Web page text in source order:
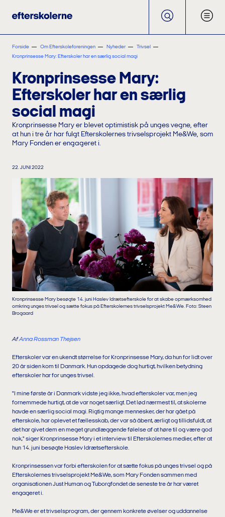
Forside Om Efterskoleforeningen Nyheder
Trivsel
Kronprinsesse Mary: Efterskoler har en særlig social magi
Kronprinsesse Mary:
Efterskoler har en særlig
social magi
Kronprinsesse Mary er blevet optimistisk på unges vegne, efter
at hun i tre år har fulgt Efterskolernes trivselsprojekt Me&We, som
Mary Fonden er engageret i.
22. JUNI 2022
Kronprinsesse Mary besøgte 14. juni Haslev Idrætsefterskole for at skabe opmærksomhed
omkring unges trivsel og sætte fokus på Efterskolernes trivselsprojekt Me&We. Foto: Steen
Brogaard
AfAnna Rossman Thejsen
Efterskoler var en ukendt størrelse for Kronprinsesse Mary, da hun for lidt over
20 år siden kom til Danmark. Hun opdagede dog hurtigt, hvilken betydning
efterskoler har for unges trivsel.
"I mine første år i Danmark vidste jeg ikke, hvad efterskoler var, men jeg
fornemmede hurtigt, at de var noget særligt. Det lød nærmest til, at skolerne
havde en særlig social magi. Rigtig mange mennesker, der har gået på
efterskole, har oplevet et fællesskab, der var så åbent, ærligt og tillidsfuldt, at
det har givet dem en meget grundlæggende følelse af at høre til og være god
nok," siger Kronprinsesse Mary i et interview til Efterskolernes medier, efter at
hun 14. juni besøgte Haslev Idrætsefterskole.
Kronprinsessen var forbi efterskolen for at sætte fokus på unges trivsel og på
Efterskolernes trivselsprojekt Me&We, som Mary Fonden sammen med
organisationen Just Human og Tuborgfondet de seneste tre år har været
engageret i.
Me&We er et trivselsprogram, der gennem konkrete øvelser og uddannelse